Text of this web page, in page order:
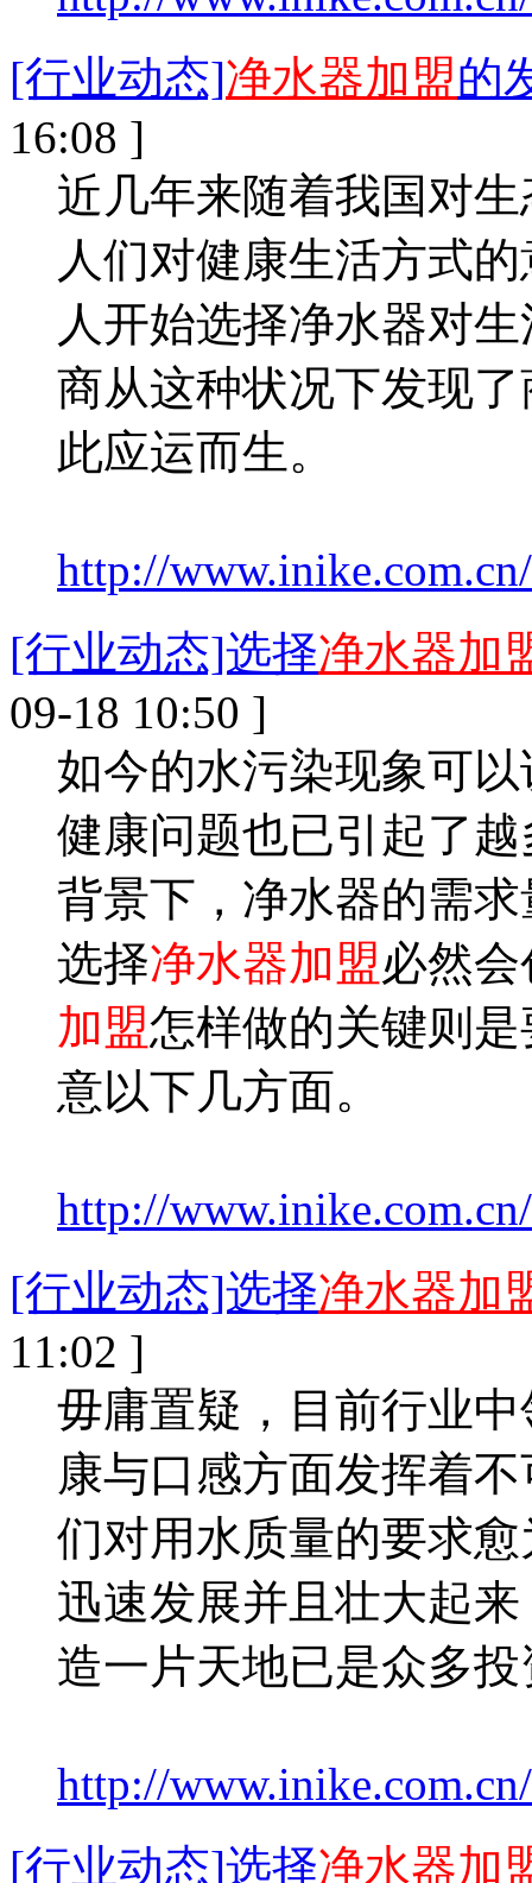
[行业动态]净水器加盟的
16:08 ]
近几年来随着我国对
人们对健康生活方式
人开始选择净水器对
商从这种状况下发现
此应运而生。
http://
[行业动态]选择净水器加
09-18 10:50 ]
如今的水污染现象可
健康问题也已引起了
背景下，净水器的需
选择净水器加盟必然
加盟怎样做的关键则
意以下几方面。
http://
[行业动态]选择净水器加
11:02 ]
毋庸置疑，目前行业
康与口感方面发挥着
们对用水质量的要求
迅速发展并且壮大起
造一片天地已是众多
http://
[行业动态]选择净水器加